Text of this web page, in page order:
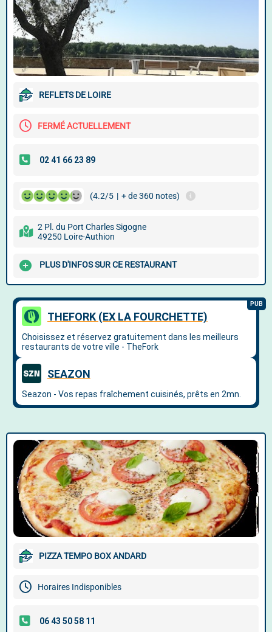
REFLETS DE LOIRE
FERMÉ ACTUELLEMENT
(4.2/5 | + de 360 notes)
2 Pl. du Port Charles Sigogne
49250 Loire-Authion
PLUS D'INFOS SUR CE RESTAURANT
PIZZA TEMPO BOX ANDARD
Horaires Indisponibles